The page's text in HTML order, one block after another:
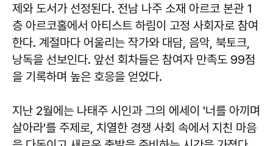
제와 도서가 선정된다. 전남 나주 소재 아르코 본관 1
층 아르코홀에서 아티스트 하림이 고정 사회자로 참여
한다. 계절마다 어울리는 작가와 대담, 음악, 북토크,
낭독을 선보인다. 앞선 회차들은 참여자 만족도 99점
을 기록하며 높은 호응을 얻었다.
지난 2월에는 나태주 시인과 그의 에세이 '너를 아끼며
살아라'를 주제로, 치열한 경쟁 사회 속에서 지친 마음